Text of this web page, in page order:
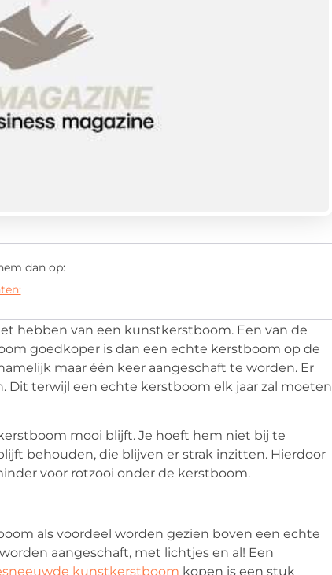
dan op:
hebben van een kunstkerstboom. Een van de
goedkoper is dan een echte kerstboom op de
maar één keer aangeschaft te worden. Er
Dit terwijl een echte kerstboom elk jaar zal moeten
mooi blijft. Je hoeft hem niet bij te
behouden, die blijven er strak inzitten. Hierdoor
voor rotzooi onder de kerstboom.
als voordeel worden gezien boven een echte
aangeschaft, met lichtjes en al! Een
kunstkerstboom kopen is een stuk